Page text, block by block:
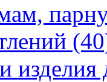
изделия